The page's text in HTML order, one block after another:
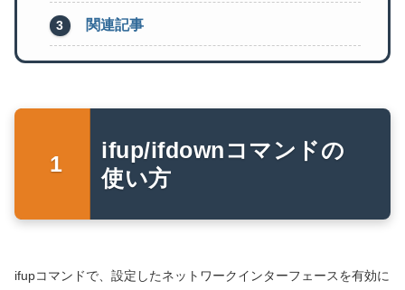
関連記事
ifup/ifdownコマンドの
使い方
ifupコマンドで、設定したネットワークインターフェースを有効に